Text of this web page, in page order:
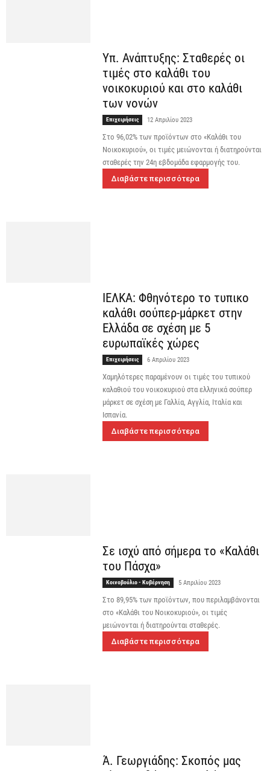
Υπ. Ανάπτυξης: Σταθερές οι
τιμές στο καλάθι του
νοικοκυριού και στο καλάθι
των νονών
Επιχειρήσεις 12 Απριλίου 2023
Στο 96,02% των προϊόντων στο «Kαλάθι του
Nοικοκυριού», οι τιμές μειώνονται ή διατηρούνται
σταθερές την 24η εβδομάδα εφαρμογής του.
Διαβάστε περισσότερα
ΙΕΛΚΑ: Φθηνότερο το τυπικο
καλάθι σούπερ-μάρκετ στην
Ελλάδα σε σχέση με 5
ευρωπαϊκές χώρες
Επιχειρήσεις 6 Απριλίου 2023
Χαμηλότερες παραμένουν οι τιμές του τυπικού
καλαθιού του νοικοκυριού στα ελληνικά σούπερ
μάρκετ σε σχέση με Γαλλία, Αγγλία, Ιταλία και
Ισπανία.
Διαβάστε περισσότερα
Σε ισχύ από σήμερα το «Καλάθι
του Πάσχα»
Κοινοβούλιο - Κυβέρνηση 5 Απριλίου 2023
Στο 89,95% των προϊόντων, που περιλαμβάνονται
στο «Kαλάθι του Nοικοκυριού», οι τιμές
μειώνονται ή διατηρούνται σταθερές.
Διαβάστε περισσότερα
Ά. Γεωργιάδης: Σκοπός μας